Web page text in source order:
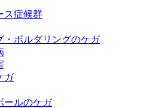
ス症候群
・ボルダリングのケガ
ガ
ールのケガ